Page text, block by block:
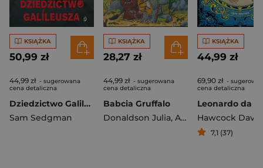
KSIĄŻKA
50,99 zł
44,99 zł - sugerowana
cena detaliczna
Dziedzictwo Galileusza. Śledztwa Isaaca Turnera, Tom 3
Sam Sedgman
KSIĄŻKA
28,27 zł
44,99 zł - sugerowana
cena detaliczna
Babcia Gruffalo
Donaldson Julia, Axel Scheffler
KSIĄŻKA
44,99 zł
69,90 zł -
cena detaliczna
Leonardo da
Hawcock David
7,1 (37)